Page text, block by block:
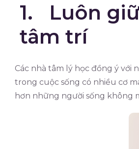
1. Luôn
tâm trí
Các nhà tâm lý học đồng ý với
trong cuộc sống có nhiều cơ
hơn những người sống không